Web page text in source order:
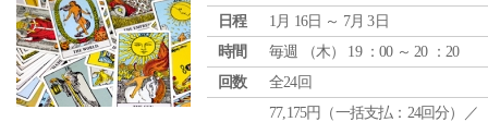
日程
1月 16日 ～ 7月 3日
時間
毎週 （木） 19 ：00 ～ 20 ：20
回数
全24回
77,175円（一括支払：24回分）／